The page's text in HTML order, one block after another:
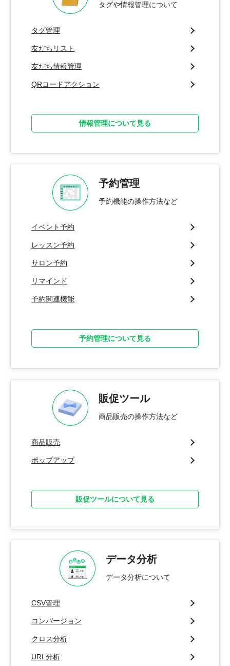
タグや情報管理について
タグ管理
友だちリスト
友だち情報管理
QRコードアクション
情報管理について見る
予約管理
予約機能の操作方法など
イベント予約
レッスン予約
サロン予約
リマインド
予約関連機能
予約管理について見る
販促ツール
商品販売の操作方法など
商品販売
ポップアップ
販促ツールについて見る
データ分析
データ分析について
CSV管理
コンバージョン
クロス分析
URL分析